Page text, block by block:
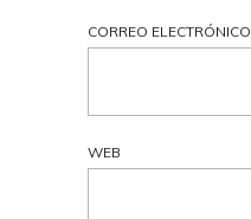
CORREO ELECTRÓNICO
WEB